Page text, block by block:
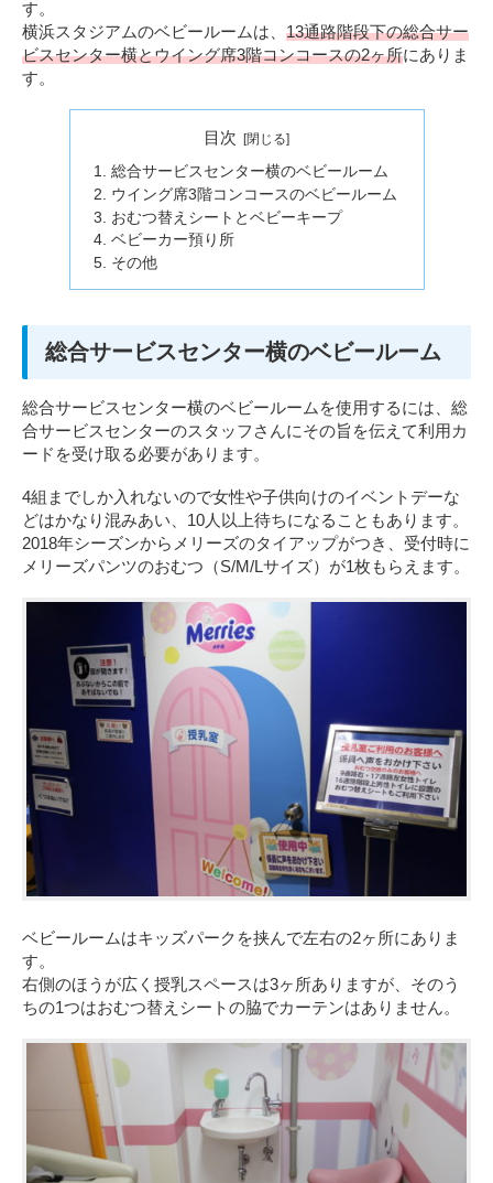
す。
横浜スタジアムのベビールームは、 13通路階段下の総合サー
ビスセンター横とウイング席3階コンコースの2ヶ所にありま
す。
目次
総合サービスセンター横のベビールーム
ウイング席3階コンコースのベビールーム
おむつ替えシートとベビーキープ
ベビーカー預り所
その他
総合サービスセンター横のベビールーム
総合サービスセンター横のベビールームを使用するには、総
合サービスセンターのスタッフさんにその旨を伝えて利用カ
ードを受け取る必要があります。
4組までしか入れないので女性や子供向けのイベントデーな
どはかなり混みあい、10人以上待ちになることもあります。
2018年シーズンからメリーズのタイアップがつき、受付時に
メリーズパンツのおむつ（S/M/Lサイズ）が1枚もらえます。
ベビールームはキッズパークを挟んで左右の2ヶ所にありま
す。
右側のほうが広く授乳スペースは3ヶ所ありますが、そのう
ちの1つはおむつ替えシートの脇でカーテンはありません。